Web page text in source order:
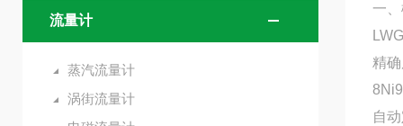
流量计
蒸汽流量计
涡街流量计
一
精
自